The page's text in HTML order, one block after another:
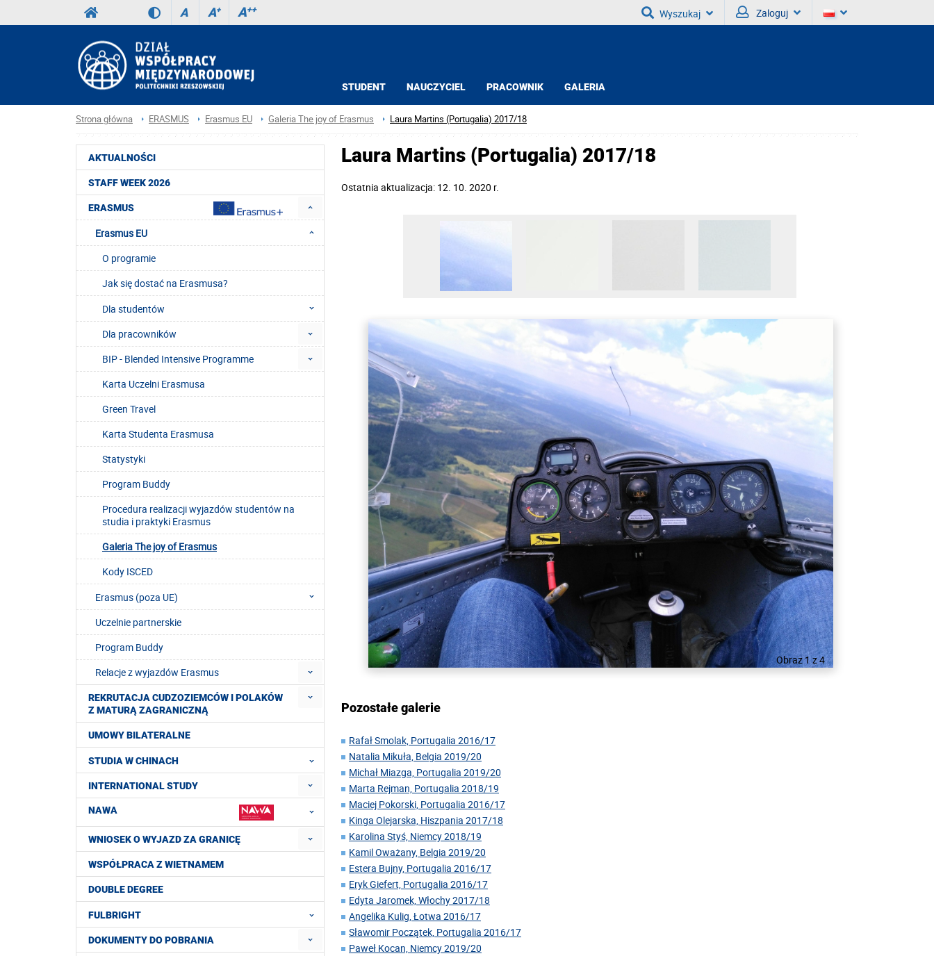
A A+ A++ Wyszukaj Zaloguj
STUDENT NAUCZYCIEL PRACOWNIK GALERIA
Strona główna ERASMUS Erasmus EU Galeria The joy of Erasmus Laura Martins (Portugalia) 2017/18
AKTUALNOŚCI
STAFF WEEK 2026
ERASMUS
Erasmus EU
O programie
Jak się dostać na Erasmusa?
Dla studentów
Dla pracowników
BIP - Blended Intensive Programme
Karta Uczelni Erasmusa
Green Travel
Karta Studenta Erasmusa
Statystyki
Program Buddy
Procedura realizacji wyjazdów studentów na
studia i praktyki Erasmus
Galeria The joy of Erasmus
Kody ISCED
Erasmus (poza UE)
Uczelnie partnerskie
Program Buddy
Relacje z wyjazdów Erasmus
REKRUTACJA CUDZOZIEMCÓW I POLAKÓW
Z MATURĄ ZAGRANICZNĄ
UMOWY BILATERALNE
STUDIA W CHINACH
INTERNATIONAL STUDY
NAWA
WNIOSEK O WYJAZD ZA GRANICĘ
WSPÓŁPRACA Z WIETNAMEM
DOUBLE DEGREE
FULBRIGHT
DOKUMENTY DO POBRANIA
Laura Martins (Portugalia) 2017/18
Ostatnia aktualizacja: 12. 10. 2020 r.
Obraz 1 z 4
Pozostałe galerie
Rafał Smolak, Portugalia 2016/17
Natalia Mikuła, Belgia 2019/20
Michał Miazga, Portugalia 2019/20
Marta Rejman, Portugalia 2018/19
Maciej Pokorski, Portugalia 2016/17
Kinga Olejarska, Hiszpania 2017/18
Karolina Styś, Niemcy 2018/19
Kamil Oważany, Belgia 2019/20
Estera Bujny, Portugalia 2016/17
Eryk Giefert, Portugalia 2016/17
Edyta Jaromek, Włochy 2017/18
Angelika Kulig, Łotwa 2016/17
Sławomir Początek, Portugalia 2016/17
Paweł Kocan, Niemcy 2019/20